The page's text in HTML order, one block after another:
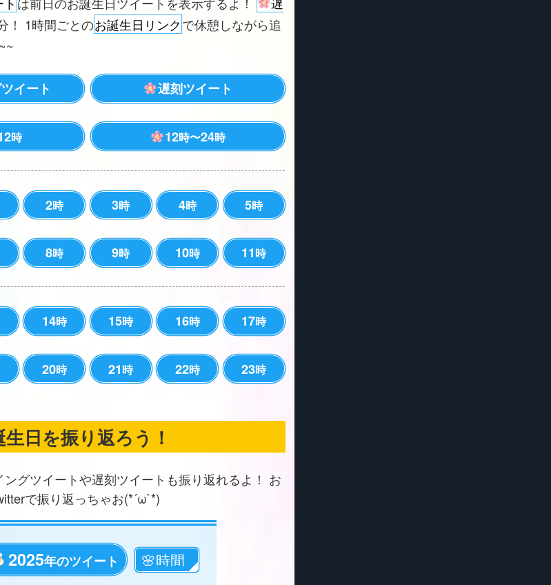
！ 1時間ごとのお誕生日リンクで休憩しながら追
イート 遅刻ツイート
時 12時〜24時
2時 3時 4時 5時
8時 9時 10時 11時
14時 15時 16時 17時
20時 21時 22時 23時
日を振り返ろう！
グツイートや遅刻ツイートも振り返れるよ！ お
で振り返っちゃお(*´ω`*)
2025年のツイート